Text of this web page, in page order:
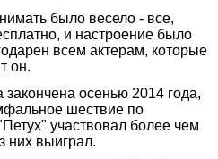
было весело - все,
и настроение было
всем актерам, которые
он.
осенью 2014 года,
шествие по
участвовал более чем
них выиграл.